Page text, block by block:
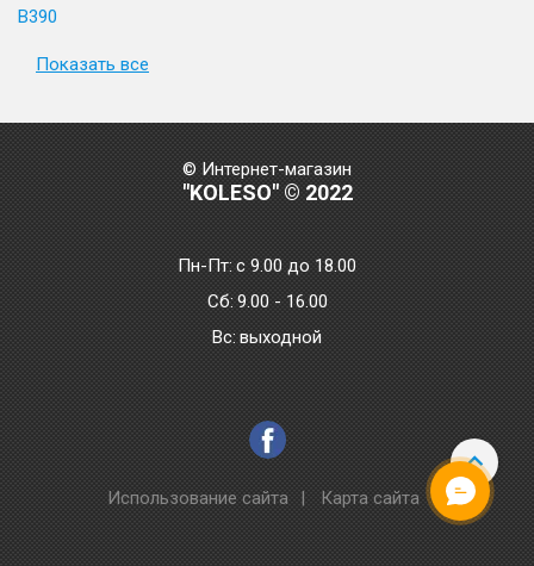
B390
Показать все
© Интернет-магазин
"KOLESO" © 2022
Пн-Пт:с 9.00 до 18.00
Сб: 9.00 - 16.00
Bc: выходной
Использование сайта | Карта сайта